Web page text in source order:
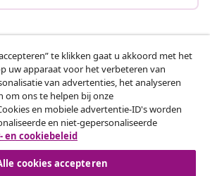
te klikken gaat u akkoord met het
uw apparaat voor het verbeteren van
van advertenties, het analyseren
om ons te helpen bij onze
en mobiele advertentie-ID's worden
en niet-gepersonaliseerde
en cookiebeleid
cookies accepteren